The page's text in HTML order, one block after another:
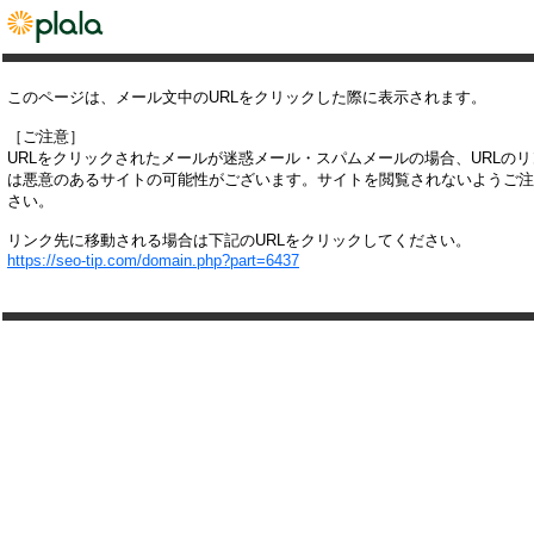
このページは、メール文中のURLをクリックした際に表示されます。
［ご注意］
URLをクリックされたメールが迷惑メール・スパムメールの場合、URLの
は悪意のあるサイトの可能性がございます。サイトを閲覧されないようご
さい。
リンク先に移動される場合は下記のURLをクリックしてください。
https://seo-tip.com/domain.php?part=6437